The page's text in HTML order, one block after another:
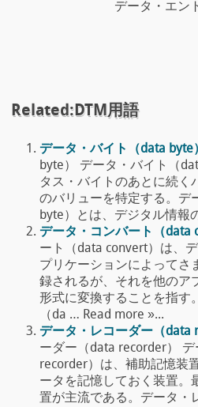
データ・エン
Related:DTM用語
データ・バイト（data byte
byte） データ・バイト（
タス・バイトのあとに続く
のバリューを特定する。デ
byte）とは、デジタル情報
データ・コンバート（data
ート（data convert）は、
プリケーションによってさ
録されるが、それを他のア
形式に変換することを指す
（da … Read more »...
データ・レコーダー（data
ーダー（data recorder）
recorder）は、補助記憶装
ータを記憶しておく装置。
置が主流である。データ・